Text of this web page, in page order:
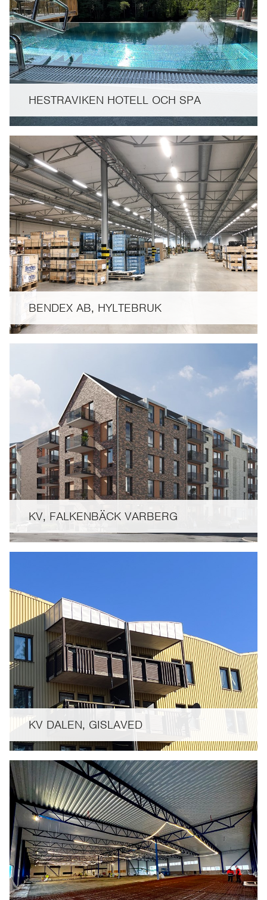
HESTRAVIKEN HOTELL OCH SPA
BENDEX AB, HYLTEBRUK
KV, FALKENBÄCK VARBERG
KV DALEN, GISLAVED